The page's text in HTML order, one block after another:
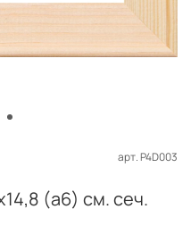
арт.P4D003
(а6) см. сеч.